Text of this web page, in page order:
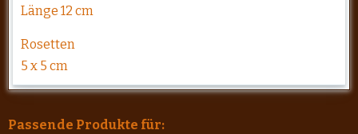
Länge 12 cm
Rosetten
5 x 5 cm
Passende Produkte für: